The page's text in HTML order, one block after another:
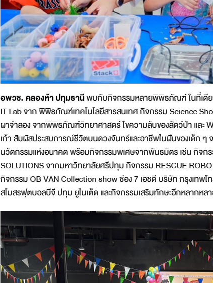
อพวช. คลองห้า ปทุมธานีพบกับกิจกรรมหลายพิพิธภัณฑ์ ในที่เดีย
IT Lab จาก พิพิธภัณฑ์เทคโนโลยีสารสนเทศ กิจกรรม Science
ผาจำลอง จากพิพิธภัณฑ์วิทยาศาสตร์ ไขความลับของสัตว์ป่า และ
เก้า สัมผัสประสบการณ์ชีวิตบนดวงจันทร์และอาชีพในฝันของเด็ก
นวัตกรรมแห่งอนาคต พร้อมกิจกรรมพิเศษจากพันธมิตร เช่น กิจกร
SOLUTIONS จากมหาวิทยาลัยศรีปทุม กิจกรรม RESCUE
กิจกรรม OB VAN Collection show ช่อง 7 เอชดี บริษัท กรุงเทพ
สโมสรฟุตบอลบีจี ปทุม ยูไนเต็ด และกิจกรรมเสริมทักษะอีกหลากห